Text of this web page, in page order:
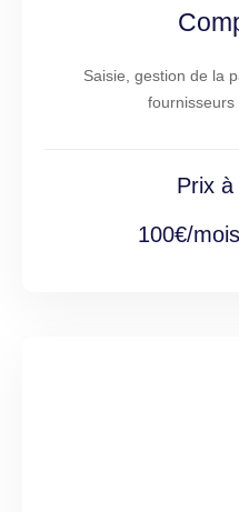
Saisie, gestion de la
fournisseurs
Prix
100€/